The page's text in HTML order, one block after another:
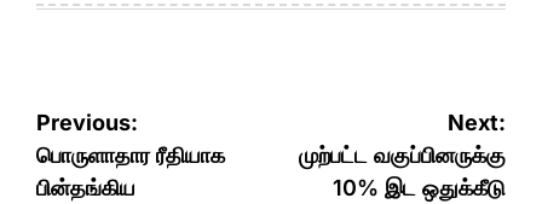
Post
navigation
Previous:
பொருளாதார ரீதியாக
பின்தங்கிய
Next:
முற்பட்ட வகுப்பினருக்கு
10% இட ஒதுக்கீடு